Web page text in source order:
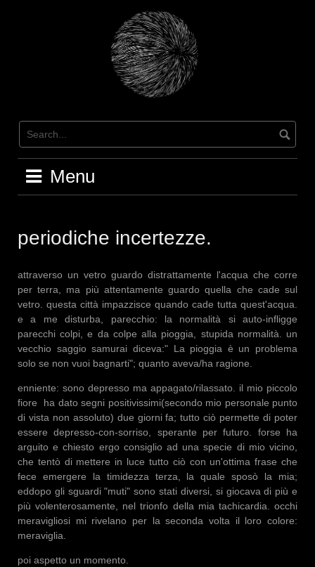
Menu
periodiche incertezze.
attraverso un vetro guardo distrattamente l'acqua che corre
per terra, ma più attentamente guardo quella che cade sul
vetro. questa città impazzisce quando cade tutta quest'acqua.
e a me disturba, parecchio: la normalità si auto-infligge
parecchi colpi, e da colpe alla pioggia, stupida normalità. un
vecchio saggio samurai diceva:" La pioggia è un problema
solo se non vuoi bagnarti"; quanto aveva/ha ragione.
enniente: sono depresso ma appagato/rilassato. il mio piccolo
fiore ha dato segni positivissimi(secondo mio personale punto
di vista non assoluto) due giorni fa; tutto ciò permette di poter
essere depresso-con-sorriso, sperante per futuro. forse ha
arguito e chiesto ergo consiglio ad una specie di mio vicino,
che tentò di mettere in luce tutto ciò con un'ottima frase che
fece emergere la timidezza terza, la quale sposò la mia;
eddopo gli sguardi "muti" sono stati diversi, si giocava di più e
più volenterosamente, nel trionfo della mia tachicardia. occhi
meravigliosi mi rivelano per la seconda volta il loro colore:
meraviglia.
poi aspetto un momento.